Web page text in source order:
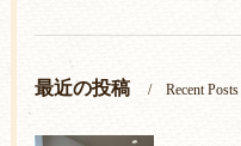
最近の投稿 Recent Posts